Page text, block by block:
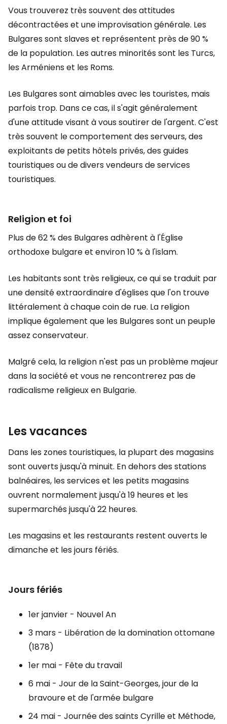
Vous trouverez très souvent des attitudes
décontractées et une improvisation générale. Les
Bulgares sont slaves et représentent près de 90 %
de la population. Les autres minorités sont les Turcs,
les Arméniens et les Roms.
Les Bulgares sont aimables avec les touristes, mais
parfois trop. Dans ce cas, il s'agit généralement
d'une attitude visant à vous soutirer de l'argent. C'est
très souvent le comportement des serveurs, des
exploitants de petits hôtels privés, des guides
touristiques ou de divers vendeurs de services
touristiques.
Religion et foi
Plus de 62 % des Bulgares adhèrent à l'Église
orthodoxe bulgare et environ 10 % à l'islam.
Les habitants sont très religieux, ce qui se traduit par
une densité extraordinaire d'églises que l'on trouve
littéralement à chaque coin de rue. La religion
implique également que les Bulgares sont un peuple
assez conservateur.
Malgré cela, la religion n'est pas un problème majeur
dans la société et vous ne rencontrerez pas de
radicalisme religieux en Bulgarie.
Les vacances
Dans les zones touristiques, la plupart des magasins
sont ouverts jusqu'à minuit. En dehors des stations
balnéaires, les services et les petits magasins
ouvrent normalement jusqu'à 19 heures et les
supermarchés jusqu'à 22 heures.
Les magasins et les restaurants restent ouverts le
dimanche et les jours fériés.
Jours fériés
1er janvier - Nouvel An
3 mars - Libération de la domination ottomane
(1878)
1er mai - Fête du travail
6 mai - Jour de la Saint-Georges, jour de la
bravoure et de l'armée bulgare
24 mai - Journée des saints Cyrille et Méthode,